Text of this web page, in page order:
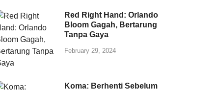
Red Right Hand: Orlando
Bloom Gagah, Bertarung
Tanpa Gaya
February 29, 2024
Koma: Berhenti Sebelum